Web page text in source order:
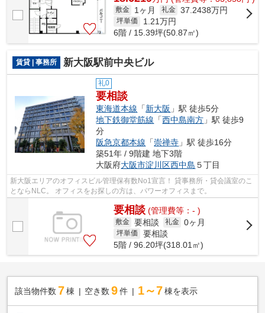
敷金 1ヶ月 礼金 37.2438万円
坪単価 1.21万円
6階 / 15.39坪(50.87㎡)
賃貸 | 事務所 新大阪駅前中央ビル
礼0
要相談
東海道本線 「新大阪 」駅 徒歩5分
地下鉄御堂筋線 「西中島南方 」駅 徒歩9
分
阪急京都本線 「崇禅寺 」駅 徒歩16分
築51年 / 9階建 地下3階
大阪府大阪市淀川区西中島 ５丁目
新大阪エリアのオフィスビル管理保有数No1宣言！ 貸事務所・貸会議室のこ
とならNLC。 オフィスをお探しの方は、パワーオフィスまで。
要相談 (管理費等：- )
敷金 要相談 礼金 0ヶ月
坪単価
要相談
5階 / 96.20坪(318.01㎡)
該当物件数 7棟 空き数 9 件 1～7 棟を表示